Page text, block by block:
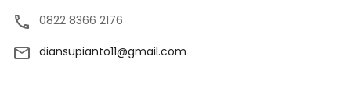
0822 8366 2176
diansupianto11@gmail.com